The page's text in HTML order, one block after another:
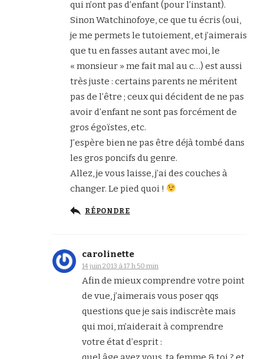
qui n’ont pas d’enfant (pour l’instant).
Sinon Watchinofoye, ce que tu écris (oui,
je me permets le tutoiement, et j’aimerais
que tu en fasses autant avec moi, le
« monsieur » me fait mal au c…) est aussi
très juste : certains parents ne méritent
pas de l’être ; ceux qui décident de ne pas
avoir d’enfant ne sont pas forcément de
gros égoïstes, etc.
J’espère bien ne pas être déjà tombé dans
les gros poncifs du genre.
Allez, je vous laisse, j’ai des couches à
changer. Le pied quoi !
RÉPONDRE
carolinette
14 juin 2013 à 17 h 50 min
Afin de mieux comprendre votre point
de vue, j’aimerais vous poser qqs
questions que je sais indiscrète mais
qui moi, m’aiderait à comprendre
votre état d’esprit :